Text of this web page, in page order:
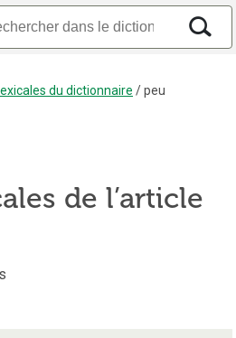
du dictionnaire /peu
de l’article